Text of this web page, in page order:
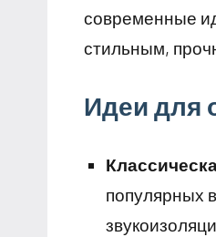
современные
стильным,
Идеи для
популярных